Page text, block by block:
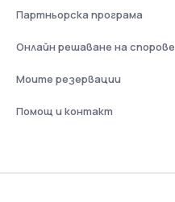
Партньорска програма
Онлайн решаване на спорове
Моите резервации
Помощ и контакт